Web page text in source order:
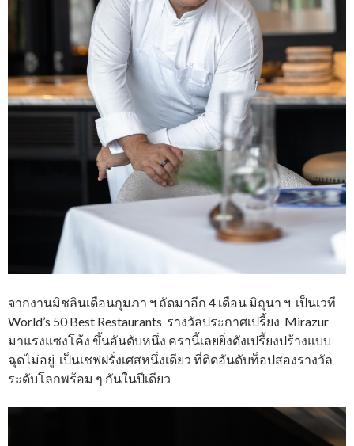
จากงานมิชลินเดือนกุมภา ฯ ถัดมาอีก 4 เดือน มิถุนา ฯ เป็นเวที
World’s 50 Best Restaurants รางวัลประกาศเปรี้ยง Mirazur
มาแรงแซงโค้ง ขึ้นอันดับหนึ่ง ครานี้เลยยิ่งดังเปรี้ยงปร้างแบบ
ฉุดไม่อยู่ เป็นเชฟฝรั่งเศสหนึ่งเดียว ที่ติดอันดับท็อปสองรางวัล
ระดับโลกพร้อม ๆ กันในปีเดียว